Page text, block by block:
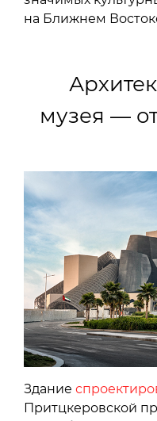
на Ближнем
музея —
Здание
Притцкеровской